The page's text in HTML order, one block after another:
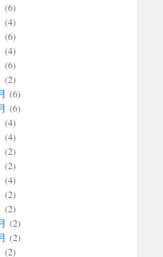
(6)
(4)
(6)
(4)
(6)
(2)
(6)
(6)
(4)
(4)
(2)
(2)
(4)
(2)
(2)
(2)
(2)
(2)